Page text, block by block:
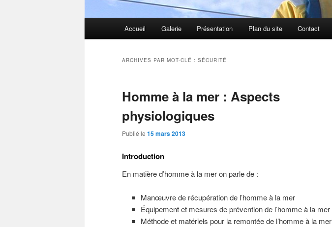
Accueil Galerie Présentation Plan du site Contact
ARCHIVES PAR MOT-CLÉ : SÉCURITÉ
Homme à la mer : Aspects
physiologiques
Publié le 15 mars 2013
Introduction
En matière d’homme à la mer on parle de :
Manœuvre de récupération de l’homme à la mer
Équipement et mesures de prévention de l’homme à la mer
Méthode et matériels pour la remontée de l’homme à la mer